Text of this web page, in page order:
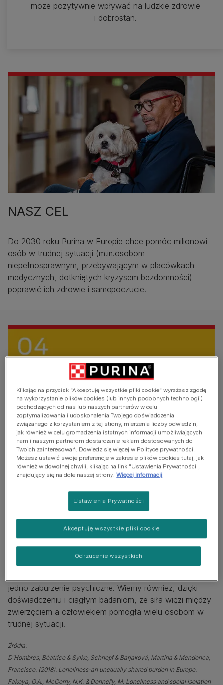
może pozytywnie wpływać na ludzkie zdrowie
i dobrostan.
NASZ CEL
Do 2030 roku Purina w Europie chce pomóc milionowi
osób w trudnej sytuacji (m.in.osobom
niepełnosprawnym, przebywającym w placówkach
medycznych, dotkniętych kryzysem bezdomności)
poprawić ich zdrowie i samopoczucie.
NASZE ZOBOWIĄZANIE
Dlaczego jest to ważne
W ramach bieżącej pracy w naszych społecznościach
znamy i widzimy konsekwencje podatności na
zagrożenia. Prawie jedna czwarta ludności świata
twierdzi, że nie ma nikogo, na kogo mogłaby liczyć w
trudnych chwilach. W wielu krajach europejskich około
jedno zaburzenie psychiczne. Wiemy również, dzięki
doświadczeniu i ciągłym badaniom, że siła więzi między
zwierzęciem a człowiekiem pomogła wielu osobom w
trudnej sytuacji.
Źródła:
D'Hombres, Béatrice & Sylke, Schnepf & Barjaková, Martina & Mendonca,
Francisco. (2018). Loneliness-an unequally shared burden in Europe.
Fakoya, O.A., McCorry, N.K. & Donnelly, M. Loneliness and social isolation
Klikając na przycisk “Akceptuję wszystkie pliki cookie” wyrażasz zgodę
na wykorzystanie plików cookies (lub innych podobnych technologii)
pochodzących od nas lub naszych partnerów w celu
zoptymalizowania i udoskonalenia Twojego doświadczenia
związanego z korzystaniem z tej strony, mierzenia liczby odwiedzin,
jak również w celu gromadzenia istotnych informacji umożliwiających
nam i naszym partnerom dostarczanie reklam dostosowanych do
Twoich zainteresowań. Dowiedz się więcej w Polityce prywatności.
Możesz ustawić swoje preferencje w zakresie plików cookies tutaj, jak
również w dowolnej chwili, klikając na link "Ustawienia Prywatności",
znajdujący się na dole naszej strony. Więcej informacji
Ustawienia Prywatności
Odrzucenie wszystkich
Akceptuję wszystkie pliki cookie